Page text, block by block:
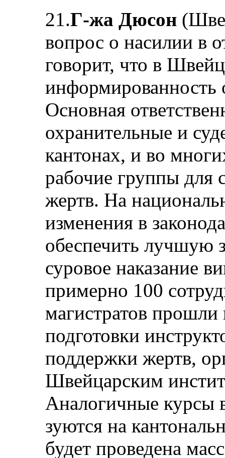
21.Г-жа Дюсон
вопрос о насилии в
говорит, что в
информированность
Основная
охранительные и
канто­нах, и во
рабочие группы для
жертв. На
изменения в
обеспечить лучшую
суровое наказание
примерно 100
магистратов прошли
подготовки
поддержки жертв,
Швейцарским
Аналогичные курсы
зуются на
будет проведена